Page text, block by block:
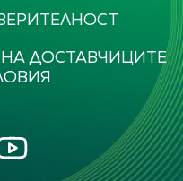
ДОСТАВЧИЦИТЕ